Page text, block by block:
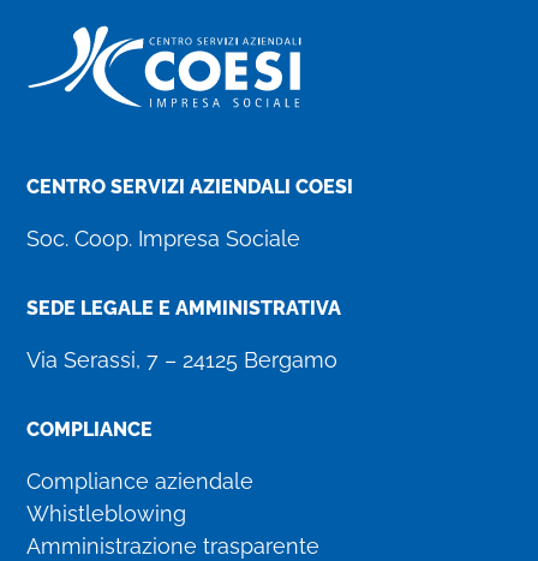
CENTRO SERVIZI AZIENDALI COESI
Soc. Coop. Impresa Sociale
SEDE LEGALE E AMMINISTRATIVA
Via Serassi, 7 – 24125 Bergamo
COMPLIANCE
Compliance aziendale
Whistleblowing
Amministrazione trasparente